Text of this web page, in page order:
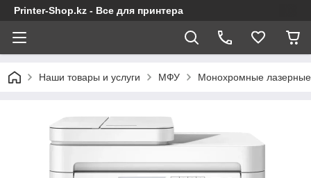
Printer-Shop.kz - Все для принтера
Наши товары и услуги МФУ Монохромные